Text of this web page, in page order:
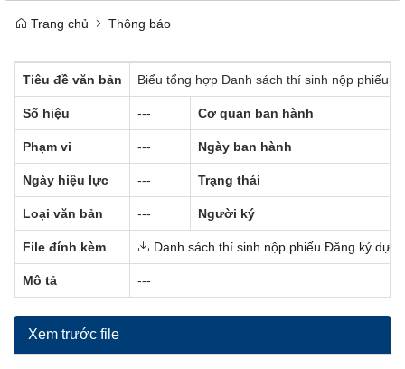
Trang chủ Thông báo
Tiêu đề văn bản Biểu tổng hợp Danh sách thí sinh nộp phiếu
Số hiệu --- Cơ quan ban hành
Phạm vi --- Ngày ban hành
Ngày hiệu lực --- Trạng thái
Loại văn bản --- Người ký
File đính kèm Danh sách thí sinh nộp phiếu Đăng ký dự
Mô tả ---
Xem trước file